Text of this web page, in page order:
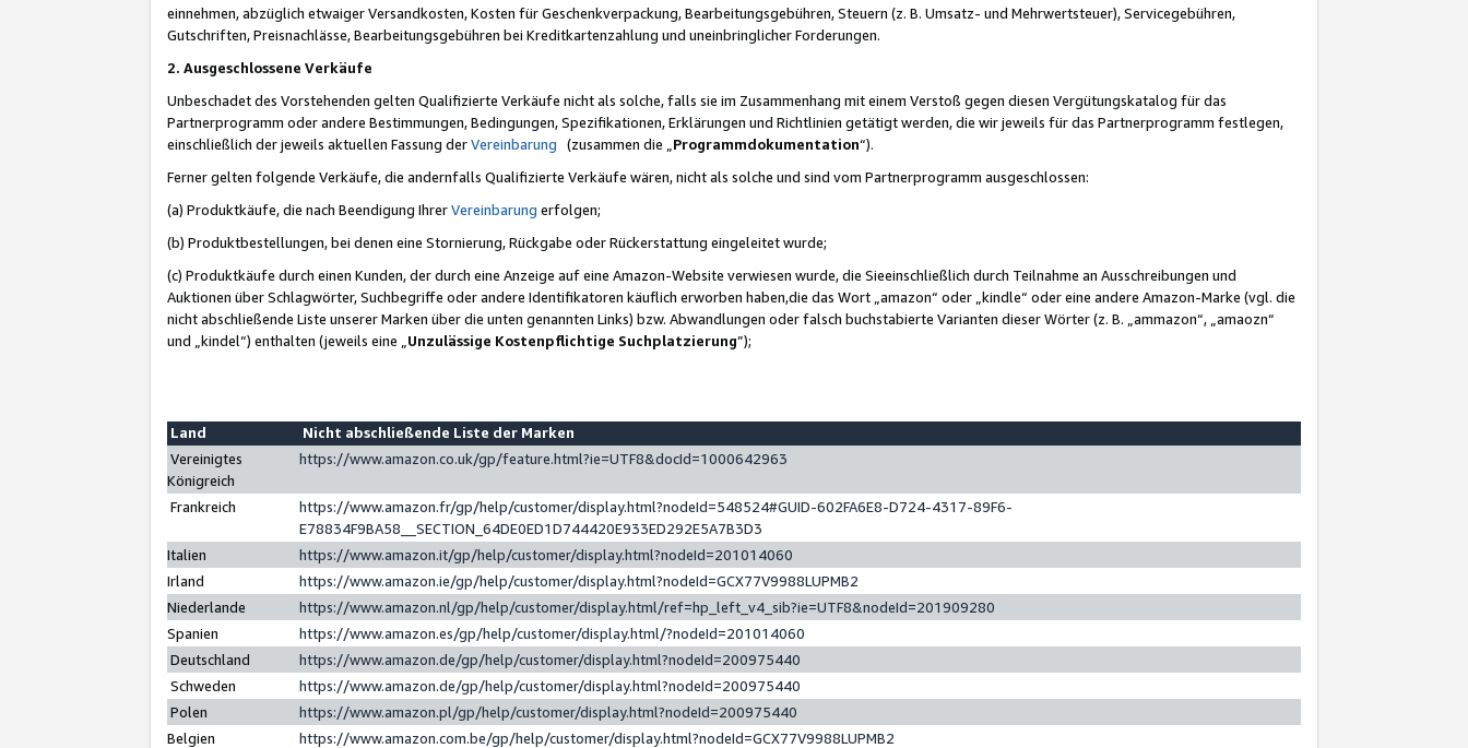
einnehmen, abzüglich etwaiger Versandkosten, Kosten für Geschenkverpackung, Bearbeitungsgebühren, Steuern (z. B. Umsatz- und Mehrwertsteuer), Servicegebühren,
Gutschriften, Preisnachlässe, Bearbeitungsgebühren bei Kreditkartenzahlung und uneinbringlicher Forderungen.
2. Ausgeschlossene Verkäufe
Unbeschadet des Vorstehenden gelten Qualifizierte Verkäufe nicht als solche, falls sie im Zusammenhang mit einem Verstoß gegen diesen Vergütungskatalog für das
Partnerprogramm oder andere Bestimmungen, Bedingungen, Spezifikationen, Erklärungen und Richtlinien getätigt werden, die wir jeweils für das Partnerprogramm festlegen,
einschließlich der jeweils aktuellen Fassung derVereinbarung (zusammen die „ Programmdokumentation“).
Ferner gelten folgende Verkäufe, die andernfalls Qualifizierte Verkäufe wären, nicht als solche und sind vom Partnerprogramm ausgeschlossen:
(a) Produktkäufe, die nach Beendigung IhrerVereinbarung erfolgen;
(b) Produktbestellungen, bei denen eine Stornierung, Rückgabe oder Rückerstattung eingeleitet wurde;
(c) Produktkäufe durch einen Kunden, der durch eine Anzeige auf eine Amazon-Website verwiesen wurde, die Sieeinschließlich durch Teilnahme an Ausschreibungen und
Auktionen über Schlagwörter, Suchbegriffe oder andere Identifikatoren käuflich erworben haben,die das Wort „amazon“ oder „kindle“ oder eine andere Amazon-Marke (vgl. die
nicht abschließende Liste unserer Marken über die unten genannten Links) bzw. Abwandlungen oder falsch buchstabierte Varianten dieser Wörter (z. B. „ammazon“, „amaozn“
und „kindel“) enthalten (jeweils eine „ Unzulässige Kostenpflichtige Suchplatzierung”);
Land
Nicht abschließende Liste der Marken
Vereinigtes
Königreich
https://www.amazon.co.uk/gp/feature.html?ie=UTF8&docId=1000642963
Frankreich
https://www.amazon.fr/gp/help/customer/display.html?nodeId=548524#GUID-602FA6E8-D724-4317-89F6-
E78834F9BA58__SECTION_64DE0ED1D744420E933ED292E5A7B3D3
Italien
https://www.amazon.it/gp/help/customer/display.html?nodeId=201014060
Irland
https://www.amazon.ie/gp/help/customer/display.html?nodeId=GCX77V9988LUPMB2
Niederlande
https://www.amazon.nl/gp/help/customer/display.html/ref=hp_left_v4_sib?ie=UTF8&nodeId=201909280
Spanien
https://www.amazon.es/gp/help/customer/display.html/?nodeId=201014060
Deutschland
https://www.amazon.de/gp/help/customer/display.html?nodeId=200975440
Schweden
https://www.amazon.de/gp/help/customer/display.html?nodeId=200975440
Polen
https://www.amazon.pl/gp/help/customer/display.html?nodeId=200975440
Belgien
https://www.amazon.com.be/gp/help/customer/display.html?nodeId=GCX77V9988LUPMB2